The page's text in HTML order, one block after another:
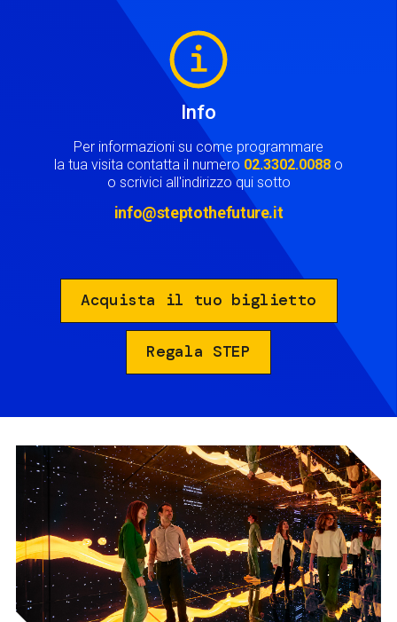
Info
Per informazioni su come programmare
la tua visita contatta il numero 02.3302.0088 o
o scrivici all'indirizzo qui sotto
info@steptothefuture.it
Acquista il tuo biglietto
Regala STEP